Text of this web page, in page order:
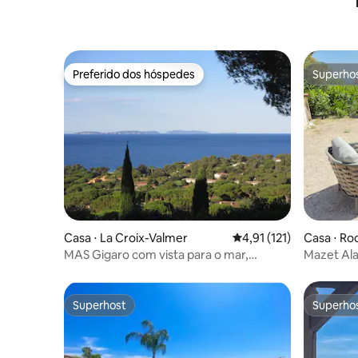
Preferido dos hóspedes
Preferido dos hóspedes
Casa ⋅ La Croix-Valmer 4,91 de uma avaliação
4,91 (121)
MAS Gigaro com vista para o mar,
Casa ⋅
s
Mazet
Superhost
Superhost